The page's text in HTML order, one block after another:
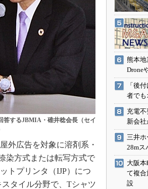
答するJBMIA・碓井稔会長（セイ
外広告を対象に溶剤系・
染方式または転写方式で
トプリンタ（IJP）につ
タイル分野で、Tシャツ
熊本地
Drone
「後
者でも
充電不
新会
三井
28mス
大阪
て複合
設